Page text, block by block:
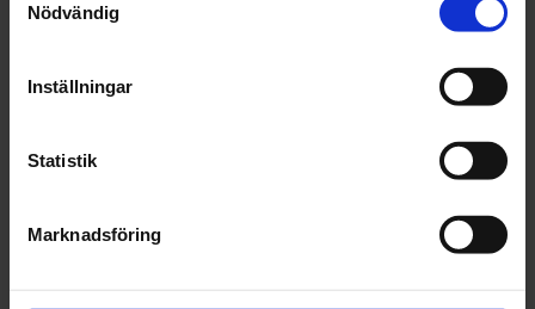
Nödvändig
Inställningar
Statistik
Marknadsföring
Rottefella (NNN) Rollerski Skate (Pris vid